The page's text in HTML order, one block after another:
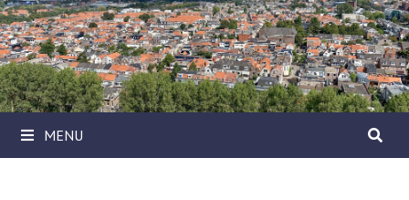
Ga
naar
de
inhoud
MENU